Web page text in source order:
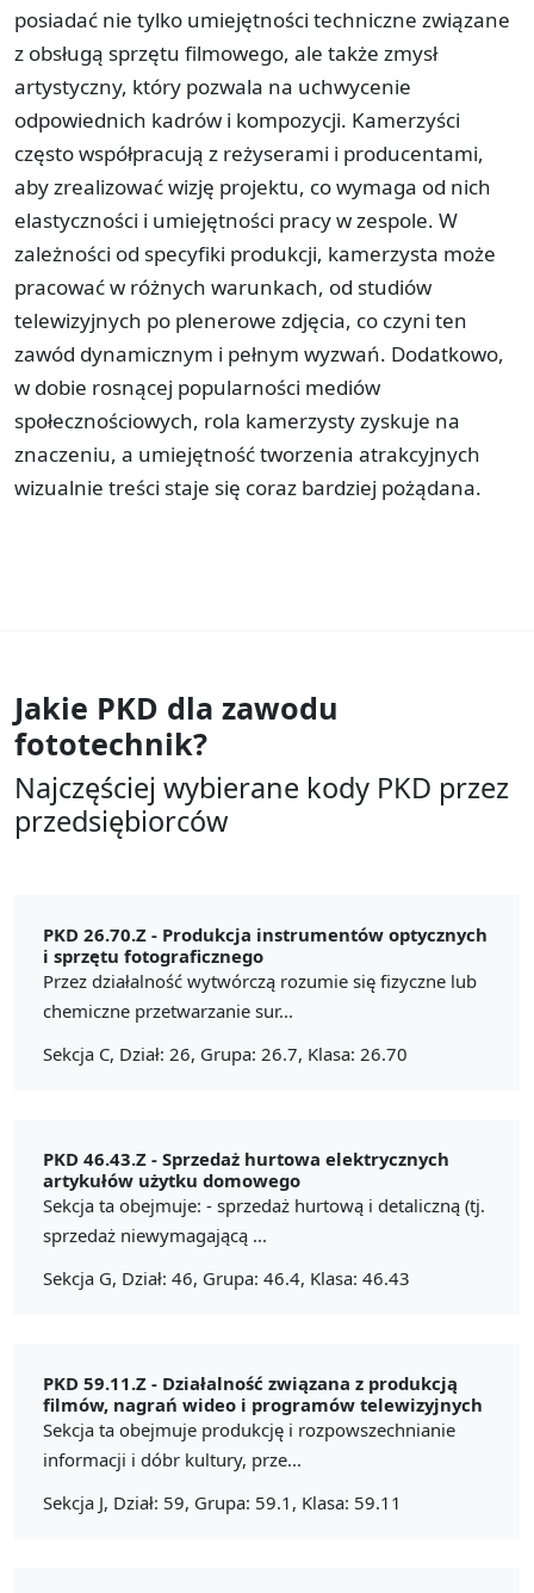
posiadać nie tylko umiejętności techniczne związane
z obsługą sprzętu filmowego, ale także zmysł
artystyczny, który pozwala na uchwycenie
odpowiednich kadrów i kompozycji. Kamerzyści
często współpracują z reżyserami i producentami,
aby zrealizować wizję projektu, co wymaga od nich
elastyczności i umiejętności pracy w zespole. W
zależności od specyfiki produkcji, kamerzysta może
pracować w różnych warunkach, od studiów
telewizyjnych po plenerowe zdjęcia, co czyni ten
zawód dynamicznym i pełnym wyzwań. Dodatkowo,
w dobie rosnącej popularności mediów
społecznościowych, rola kamerzysty zyskuje na
znaczeniu, a umiejętność tworzenia atrakcyjnych
wizualnie treści staje się coraz bardziej pożądana.
Jakie PKD dla zawodu
fototechnik?
Najczęściej wybierane kody PKD przez
przedsiębiorców
PKD 26.70.Z - Produkcja instrumentów optycznych
i sprzętu fotograficznego
Przez działalność wytwórczą rozumie się fizyczne lub
chemiczne przetwarzanie sur...
Sekcja C, Dział: 26, Grupa: 26.7, Klasa: 26.70
PKD 46.43.Z - Sprzedaż hurtowa elektrycznych
artykułów użytku domowego
Sekcja ta obejmuje: - sprzedaż hurtową i detaliczną (tj.
sprzedaż niewymagającą ...
Sekcja G, Dział: 46, Grupa: 46.4, Klasa: 46.43
PKD 59.11.Z - Działalność związana z produkcją
filmów, nagrań wideo i programów telewizyjnych
Sekcja ta obejmuje produkcję i rozpowszechnianie
informacji i dóbr kultury, prze...
Sekcja J, Dział: 59, Grupa: 59.1, Klasa: 59.11